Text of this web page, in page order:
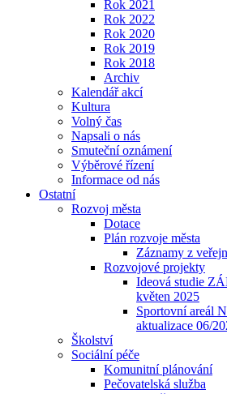
Rok 2021
Rok 2022
Rok 2020
Rok 2019
Rok 2018
Archiv
Kalendář akcí
Kultura
Volný čas
Napsali o nás
Smuteční oznámení
Výběrové řízení
Informace od nás
Ostatní
Rozvoj města
Dotace
Plán rozvoje města
Záznamy z
Rozvojové projekty
Ideová studie
květen 2025
Sportovní areál
aktualizace 06/
Školství
Sociální péče
Komunitní plánování
Pečovatelská služba